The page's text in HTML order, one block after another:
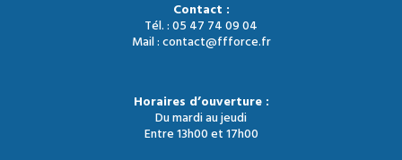
Contact :
Tél. : 05 47 74 09 04
Mail : contact@ffforce.fr
Horaires d’ouverture :
Du mardi au jeudi
Entre 13h00 et 17h00